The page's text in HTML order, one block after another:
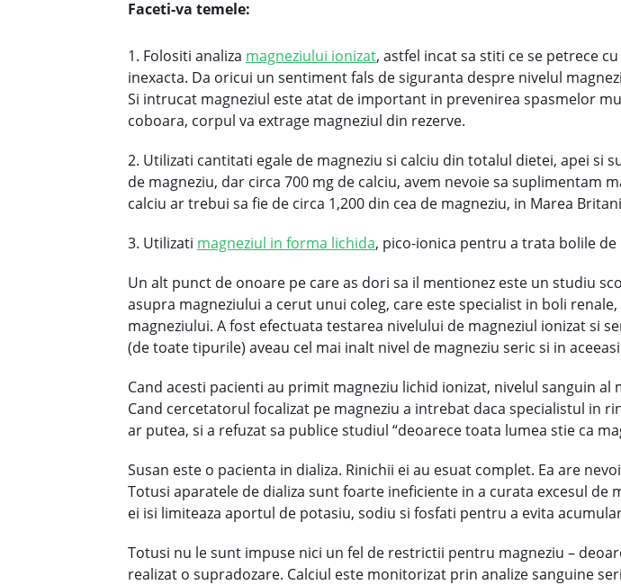
Faceti-va temele:
1. Folositi analiza magneziului ionizat, astfel incat sa stiti ce se petrece
inexacta. Da oricui un sentiment fals de siguranta despre nivelul
Si intrucat magneziul este atat de important in prevenirea spasmelor
coboara, corpul va extrage magneziul din rezerve.
2. Utilizati cantitati egale de magneziu si calciu din totalul dietei, apei
de magneziu, dar circa 700 mg de calciu, avem nevoie sa suplimentam
calciu ar trebui sa fie de circa 1,200 din cea de magneziu, in Marea
3. Utilizati magneziul in forma lichida, pico-ionica pentru a trata bolile de
Un alt punct de onoare pe care as dori sa il mentionez este un studiu
asupra magneziului a cerut unui coleg, care este specialist in boli
magneziului. A fost efectuata testarea nivelului de magneziul ionizat si
(de toate tipurile) aveau cel mai inalt nivel de magneziu seric si in
Cand acesti pacienti au primit magneziu lichid ionizat, nivelul sanguin
Cand cercetatorul focalizat pe magneziu a intrebat daca specialistul in
ar putea, si a refuzat sa publice studiul “deoarece toata lumea stie ca
Susan este o pacienta in dializa. Rinichii ei au esuat complet. Ea are
Totusi aparatele de dializa sunt foarte ineficiente in a curata excesul
ei isi limiteaza aportul de potasiu, sodiu si fosfati pentru a evita
Totusi nu le sunt impuse nici un fel de restrictii pentru magneziu –
realizat o supradozare. Calciul este monitorizat prin analize sanguine